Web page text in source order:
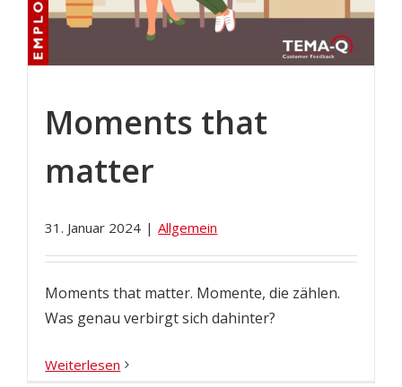
Moments that
matter
31. Januar 2024 | Allgemein
Moments that matter. Momente, die zählen.
Was genau verbirgt sich dahinter?
Weiterlesen